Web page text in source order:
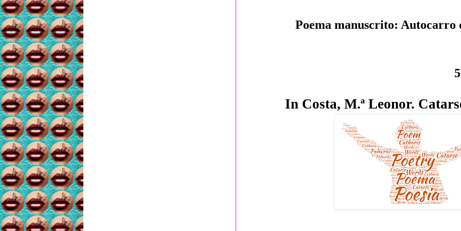
Poema manuscrito: Autocarro
In Costa, M.ª Leonor.